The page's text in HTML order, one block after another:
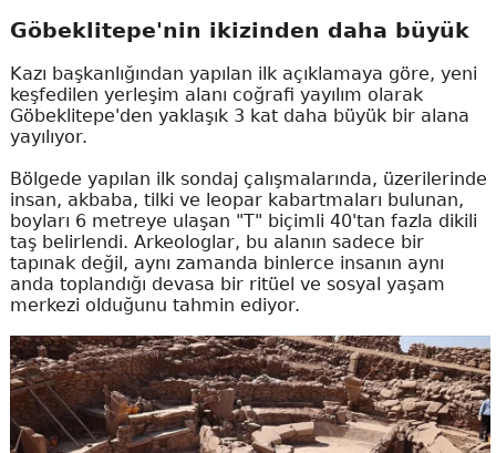
Göbeklitepe'nin ikizinden daha büyük
Kazı başkanlığından yapılan ilk açıklamaya göre, yeni
keşfedilen yerleşim alanı coğrafi yayılım olarak
Göbeklitepe'den yaklaşık 3 kat daha büyük bir alana
yayılıyor.
Bölgede yapılan ilk sondaj çalışmalarında, üzerilerinde
insan, akbaba, tilki ve leopar kabartmaları bulunan,
boyları 6 metreye ulaşan "T" biçimli 40'tan fazla dikili
taş belirlendi. Arkeologlar, bu alanın sadece bir
tapınak değil, aynı zamanda binlerce insanın aynı
anda toplandığı devasa bir ritüel ve sosyal yaşam
merkezi olduğunu tahmin ediyor.